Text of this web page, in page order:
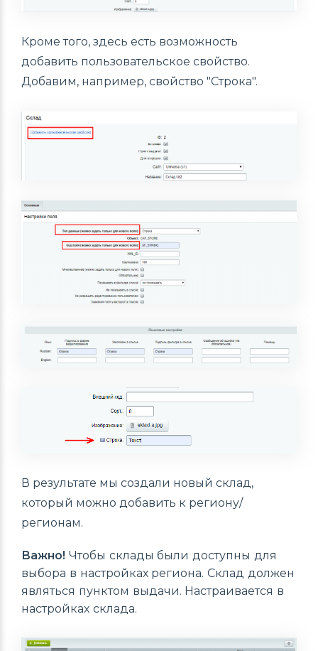
Кроме того, здесь есть возможность
добавить пользовательское свойство.
Добавим, например, свойство "Строка".
В результате мы создали новый склад,
который можно добавить к региону/
регионам.
Важно! Чтобы склады были доступны для
выбора в настройках региона. Склад должен
являться пунктом выдачи. Настраивается в
настройках склада.